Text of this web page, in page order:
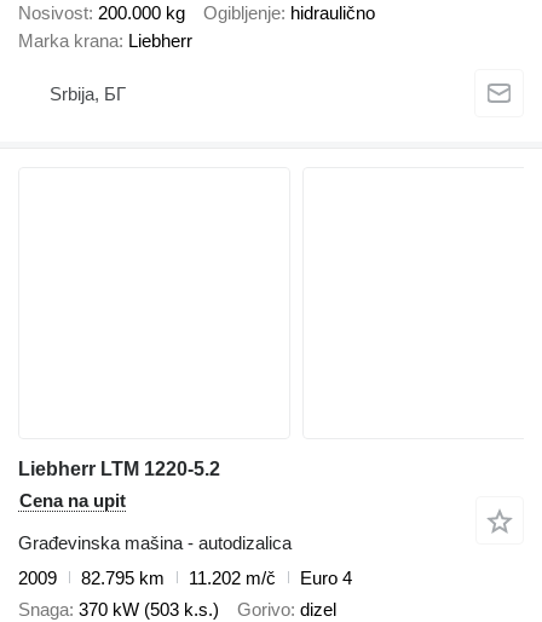
Nosivost 200.000 kg Ogibljenje hidraulično
Marka krana Liebherr
Srbija, БГ
Liebherr LTM 1220-5.2
Cena na upit
Građevinska mašina - autodizalica
2009
82.795 km 11.202 m/č
Euro 4
Snaga 370 kW (503 k.s.) Gorivo dizel